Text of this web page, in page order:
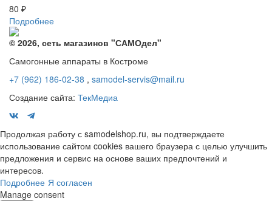
80 ₽
Подробнее
© 2026, сеть магазинов "САМОдел"
Самогонные аппараты в Костроме
+7 (962) 186-02-38 , samodel-servis@mail.ru
Создание сайта: ТекМедиа
Продолжая работу с samodelshop.ru, вы подтверждаете
использование сайтом cookies вашего браузера с целью улучшить
предложения и сервис на основе ваших предпочтений и
интересов.
Подробнее Я согласен
Manage consent